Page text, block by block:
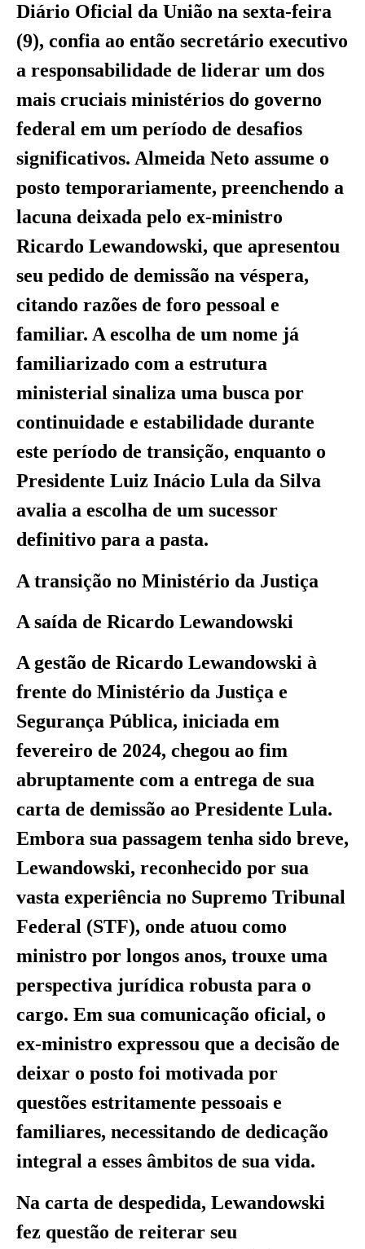
Diário Oficial da União na sexta-feira
(9), confia ao então secretário executivo
a responsabilidade de liderar um dos
mais cruciais ministérios do governo
federal em um período de desafios
significativos. Almeida Neto assume o
posto temporariamente, preenchendo a
lacuna deixada pelo ex-ministro
Ricardo Lewandowski, que apresentou
seu pedido de demissão na véspera,
citando razões de foro pessoal e
familiar. A escolha de um nome já
familiarizado com a estrutura
ministerial sinaliza uma busca por
continuidade e estabilidade durante
este período de transição, enquanto o
Presidente Luiz Inácio Lula da Silva
avalia a escolha de um sucessor
definitivo para a pasta.
A transição no Ministério da Justiça
A saída de Ricardo Lewandowski
A gestão de Ricardo Lewandowski à
frente do Ministério da Justiça e
Segurança Pública, iniciada em
fevereiro de 2024, chegou ao fim
abruptamente com a entrega de sua
carta de demissão ao Presidente Lula.
Embora sua passagem tenha sido breve,
Lewandowski, reconhecido por sua
vasta experiência no Supremo Tribunal
Federal (STF), onde atuou como
ministro por longos anos, trouxe uma
perspectiva jurídica robusta para o
cargo. Em sua comunicação oficial, o
ex-ministro expressou que a decisão de
deixar o posto foi motivada por
questões estritamente pessoais e
familiares, necessitando de dedicação
integral a esses âmbitos de sua vida.
Na carta de despedida, Lewandowski
fez questão de reiterar seu